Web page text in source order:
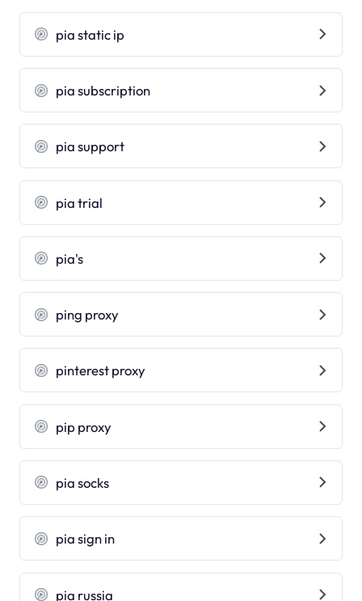
pia static ip
pia subscription
pia support
pia trial
pia's
ping proxy
pinterest proxy
pip proxy
pia socks
pia sign in
pia russia